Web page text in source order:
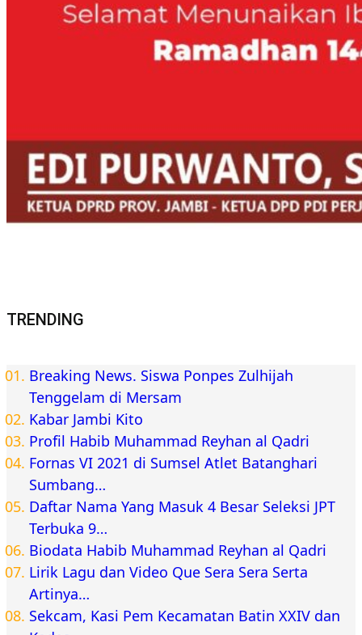
TRENDING
Breaking News. Siswa Ponpes Zulhijah
Tenggelam di Mersam
Kabar Jambi Kito
Profil Habib Muhammad Reyhan al Qadri
Fornas VI 2021 di Sumsel Atlet Batanghari
Sumbang…
Daftar Nama Yang Masuk 4 Besar Seleksi JPT
Terbuka 9…
Biodata Habib Muhammad Reyhan al Qadri
Lirik Lagu dan Video Que Sera Sera Serta
Artinya…
Sekcam, Kasi Pem Kecamatan Batin XXIV dan